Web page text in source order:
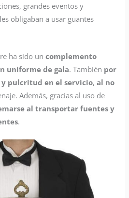
grandes eventos y
obligaban a usar guantes
ha sido uncomplemento
uniforme de gala. También por
y pulcritud en el servicio,al no
Además, gracias al uso de
al transportar fuentes y
.